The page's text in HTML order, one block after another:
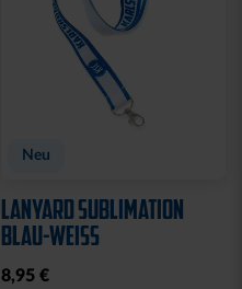
Neu
LANYARD SUBLIMATION
BLAU-WEISS
8,95 €